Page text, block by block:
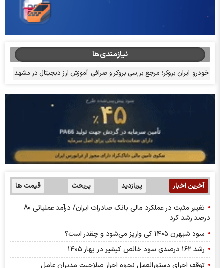
نیازمندی‌ها
خودرو ایران بروکر؛ مرجع بررسی بروکر و صرافی آموزش ارز دیجیتال در مشهد
آخرین اخبار پربازدید پربحث قیمت ها
تغییر مثبت در عملکرد مالی بانک صادرات ایران/ درآمد عملیاتی 80
درصد رشد کرد
سود شبهرن ۱۴۰۵ کی واریز می‌شود و چقدر است؟
رشد ۱۶۲ درصدی سود خالص کپشیر در بهار ۱۴۰۵
توقف اجرای دستورالعمل نحوه احراز صلاحیت مدیران عامل